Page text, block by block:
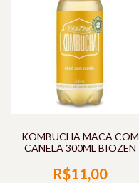
KOMBUCHA MACA COM
CANELA 300ML BIOZEN
R$11,00